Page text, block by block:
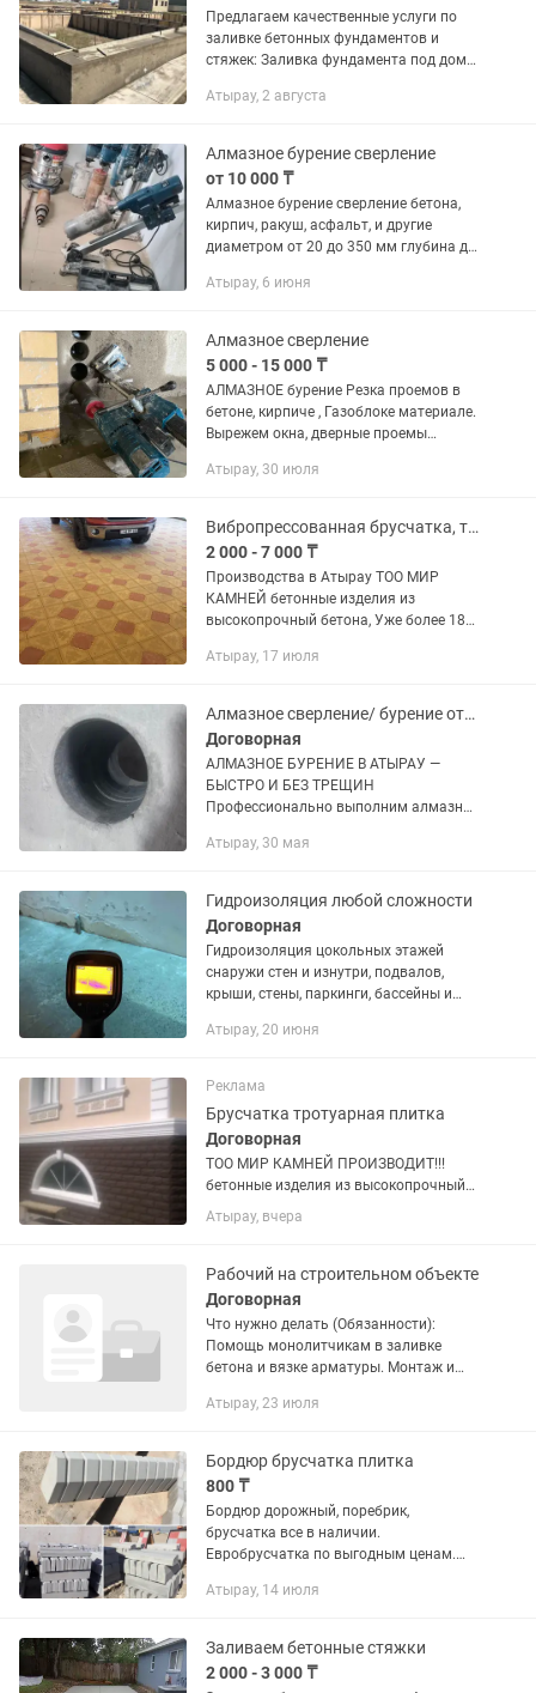
Предлагаем качественные услуги по
заливке бетонных фундаментов и
стяжек: Заливка фундамента под дома,
полов любого типа (жилые и
Использование...
Атырау, 2 августа
Алмазное бурение сверление
от 10 000 ₸
Алмазное бурение сверление бетона,
кирпич, ракуш, асфальт, и другие
диаметром от 20 до 350 мм глубина до
Атырау, 6 июня
Алмазное сверление
5 000 - 15 000 ₸
АЛМАЗНОЕ бурение Резка проемов в
бетоне, кирпиче , Газоблоке материале.
Вырежем окна, дверные проемы
Под газ, канализацию, дымоход
Атырау, 30 июля
Вибропрессованная брусчатка, тротуарная плитка, бордюры, дорожные поребрики
2 000 - 7 000 ₸
Производства в Атырау ТОО МИР
КАМНЕЙ бетонные изделия из
высокопрочный бетона, Уже более 18
Брусчатки, Тротуарные плитки,
Колонны, Бордюры,...
Атырау, 17 июля
Алмазное сверление/ бурение отверстий в г. Атырау
Договорная
АЛМАЗНОЕ БУРЕНИЕ В АТЫРАУ —
БЫСТРО И БЕЗ ТРЕЩИН
Профессионально выполним алмазное
монолите. Работаем аккуратно, без
Атырау, 30 мая
Гидроизоляция любой сложности
Договорная
Гидроизоляция цокольных этажей
снаружи стен и изнутри, подвалов,
крыши, стены, паркинги, бассейны и
гидроизоляции, с подбором
Атырау, 20 июня
Реклама
Брусчатка тротуарная плитка
Договорная
ТОО МИР КАМНЕЙ ПРОИЗВОДИТ!!!
бетонные изделия из высокопрочный
бетона, Уже более 18 лет производим и
реализуем! Брусчатки около 33 видов
Тротуарные плитки, Декоративные...
Атырау, вчера
Рабочий на строительном объекте
Договорная
Что нужно делать (Обязанности):
Помощь монолитчикам в заливке
бетона и вязке арматуры. Монтаж и
бригадира. Разгрузка, погрузка и
Атырау, 23 июля
Бордюр брусчатка плитка
800 ₸
Бордюр дорожный, поребрик,
брусчатка все в наличии.
Евробрусчатка по выгодным ценам.
Доставка по городу бесплатно. Скидки.
ковры из бетона!
Атырау, 14 июля
Заливаем бетонные стяжки
2 000 - 3 000 ₸